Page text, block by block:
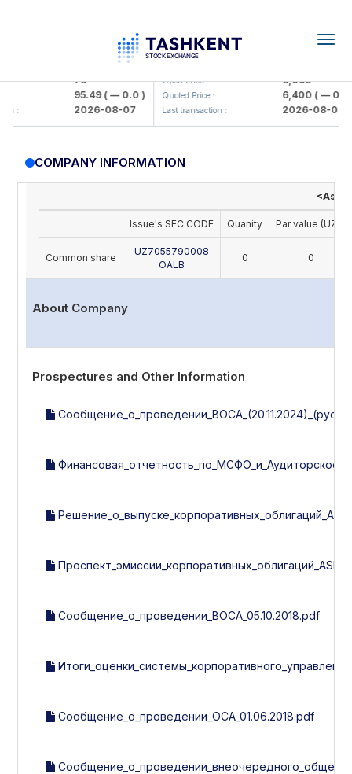
79
95.49( — 0.0 )
2026-08-07
UZMK (<O'zmetkombinat> AJ)
Open Price : 6,099
Quoted Price : 6,400( — 0.0 )
Last transaction : 2026-08-07
COMPANY INFORMATION
<Asia
Issue's SEC CODE Quanity Par value (UZS)
Common share
UZ7055790008
OALB
0 0
About Company
Prospectures and Other Information
Сообщение_о_проведении_ВОСА_05.10.2018.pdf
Сообщение_о_проведении_ОСА_01.06.2018.pdf